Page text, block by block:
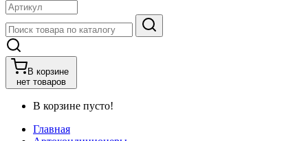
В корзине
нет товаров
В корзине пусто!
Главная